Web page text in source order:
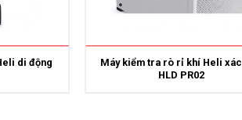
di động
Máy kiểm tra rò rỉ khí Heli
HLD PR02